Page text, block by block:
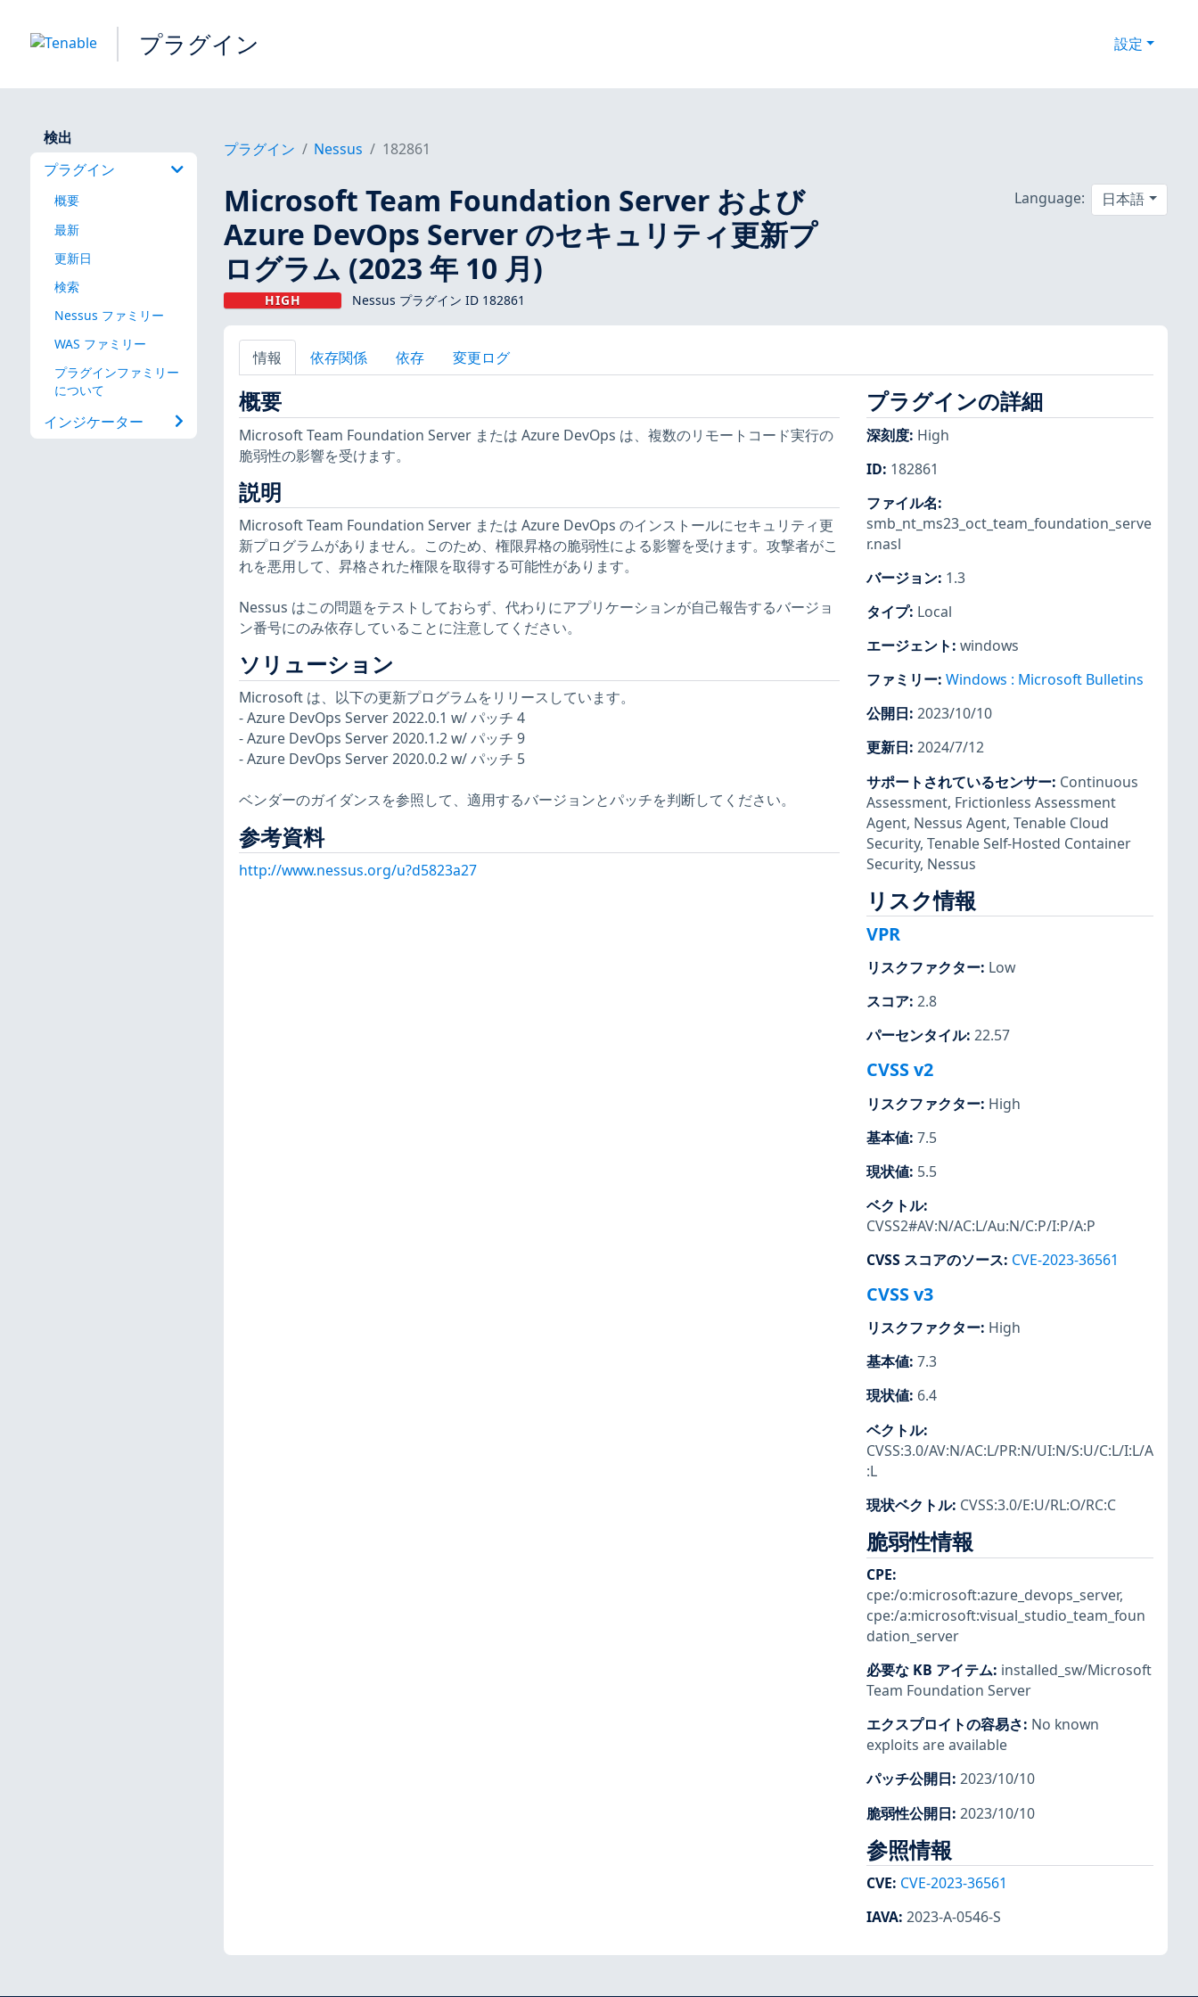
プラグイン 設定
検出
プラグイン
概要
最新
更新日
検索
Nessus ファミリー
WAS ファミリー
プラグインファミリー
について
インジケーター
プラグイン Nessus 182861
Microsoft Team Foundation Server および
Azure DevOps Server のセキュリティ更新プ
ログラム (2023 年 10 月)
HIGH Nessus プラグイン ID 182861
Language: 日本語
情報 依存関係 依存 変更ログ
概要
Microsoft Team Foundation Server または Azure DevOps は、複数のリモートコード実行の
脆弱性の影響を受けます。
説明
Microsoft Team Foundation Server または Azure DevOps のインストールにセキュリティ更
新プログラムがありません。このため、権限昇格の脆弱性による影響を受けます。攻撃者がこ
れを悪用して、昇格された権限を取得する可能性があります。
Nessus はこの問題をテストしておらず、代わりにアプリケーションが自己報告するバージョ
ン番号にのみ依存していることに注意してください。
ソリューション
Microsoft は、以下の更新プログラムをリリースしています。
- Azure DevOps Server 2022.0.1 w/ パッチ 4
- Azure DevOps Server 2020.1.2 w/ パッチ 9
- Azure DevOps Server 2020.0.2 w/ パッチ 5
ベンダーのガイダンスを参照して、適用するバージョンとパッチを判断してください。
参考資料
http://www.nessus.org/u?d5823a27
プラグインの詳細
深刻度: High
ID: 182861
ファイル名:
smb_nt_ms23_oct_team_foundation_serve
r.nasl
バージョン: 1.3
タイプ: Local
エージェント: windows
ファミリー: Windows : Microsoft Bulletins
公開日: 2023/10/10
更新日: 2024/7/12
サポートされているセンサー: Continuous
Assessment, Frictionless Assessment
Agent, Nessus Agent, Tenable Cloud
Security, Tenable Self-Hosted Container
Security, Nessus
リスク情報
VPR
リスクファクター: Low
スコア: 2.8
パーセンタイル: 22.57
CVSS v2
リスクファクター: High
基本値: 7.5
現状値: 5.5
ベクトル:
CVSS2#AV:N/AC:L/Au:N/C:P/I:P/A:P
CVSS スコアのソース: CVE-2023-36561
CVSS v3
リスクファクター: High
基本値: 7.3
現状値: 6.4
ベクトル:
CVSS:3.0/AV:N/AC:L/PR:N/UI:N/S:U/C:L/I:L/A
:L
現状ベクトル: CVSS:3.0/E:U/RL:O/RC:C
脆弱性情報
CPE:
cpe:/o:microsoft:azure_devops_server,
cpe:/a:microsoft:visual_studio_team_foun
dation_server
必要な KB アイテム: installed_sw/Microsoft
Team Foundation Server
エクスプロイトの容易さ: No known
exploits are available
パッチ公開日: 2023/10/10
脆弱性公開日: 2023/10/10
参照情報
CVE: CVE-2023-36561
IAVA: 2023-A-0546-S